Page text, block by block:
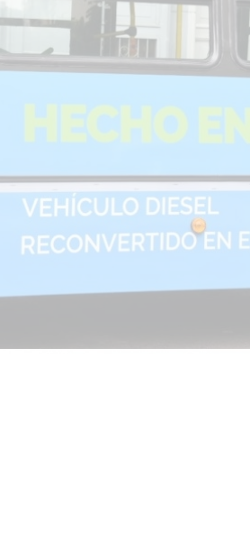
cambios sin fin al proyecto de
línea F